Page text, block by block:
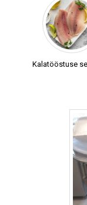
Kalatööstuse